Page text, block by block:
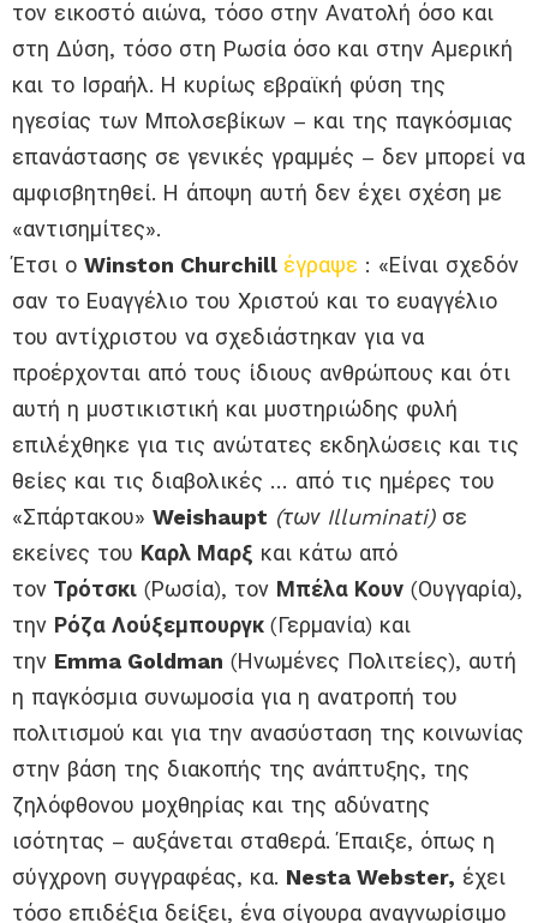
τον εικοστό αιώνα, τόσο στην Ανατολή όσο και
στη Δύση, τόσο στη Ρωσία όσο και στην Αμερική
και το Ισραήλ. Η κυρίως εβραϊκή φύση της
ηγεσίας των Μπολσεβίκων – και της παγκόσμιας
επανάστασης σε γενικές γραμμές – δεν μπορεί να
αμφισβητηθεί. Η άποψη αυτή δεν έχει σχέση με
«αντισημίτες».
Έτσι ο Winston Churchill έγραψε : «Είναι σχεδόν
σαν το Ευαγγέλιο του Χριστού και το ευαγγέλιο
του αντίχριστου να σχεδιάστηκαν για να
προέρχονται από τους ίδιους ανθρώπους και ότι
αυτή η μυστικιστική και μυστηριώδης φυλή
επιλέχθηκε για τις ανώτατες εκδηλώσεις και τις
θείες και τις διαβολικές … από τις ημέρες του
«Σπάρτακου» Weishaupt (των Illuminati) σε
εκείνες του Καρλ Μαρξ και κάτω από
τον Τρότσκι (Ρωσία), τον Μπέλα Κουν (Ουγγαρία),
την Ρόζα Λούξεμπουργκ (Γερμανία) και
την Emma Goldman (Ηνωμένες Πολιτείες), αυτή
η παγκόσμια συνωμοσία για η ανατροπή του
πολιτισμού και για την ανασύσταση της κοινωνίας
στην βάση της διακοπής της ανάπτυξης, της
ζηλόφθονου μοχθηρίας και της αδύνατης
ισότητας – αυξάνεται σταθερά. Έπαιξε, όπως η
σύγχρονη συγγραφέας, κα. Nesta Webster, έχει
τόσο επιδέξια δείξει, ένα σίγουρα αναγνωρίσιμο